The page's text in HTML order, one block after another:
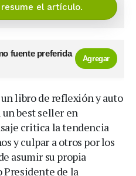
el artículo.
fuente preferida
Agregar
un libro de reflexión y auto
best seller en
critica la tendencia
y culpar a otros por los
asumir su propia
Presidente de la